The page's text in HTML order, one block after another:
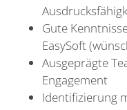
Gute
EasySoft
Ausgeprägte
Engagement
Identifizierung